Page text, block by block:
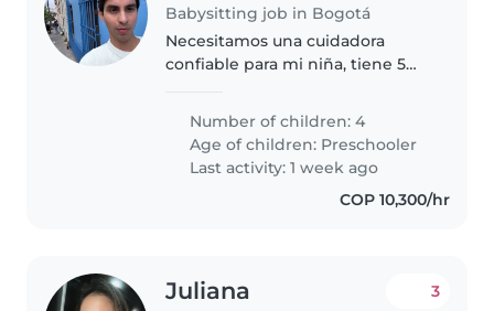
Babysitting job in Bogotá
Necesitamos una cuidadora
confiable para mi niña, tiene 5
Buscamos alguien segura que se
sienta cómoda cocinando y
ayudando con las tareas
escolares...
Number of children: 4
Age of children: Preschooler
Last activity: 1 week ago
COP 10,300/hr
Juliana 3